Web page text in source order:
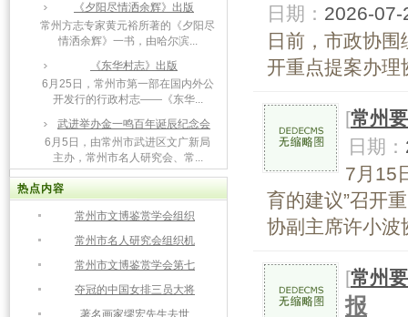
《夕阳尽情洒余辉》出版
常州方志专家黄元裕所著的《夕阳尽
情洒余辉》一书，由哈尔滨...
《东华村志》出版
6月25日，常州市第一部在国内外公
开发行的行政村志——《东华...
武进举办金一鸣百年诞辰纪念会
6月5日，由常州市武进区文广新局
主办，常州市名人研究会、常...
热点内容
常州市文博鉴赏学会组织
常州市名人研究会组织机
常州市文博鉴赏学会第七
夺冠的中国女排三员大将
著名画家缪宏先生去世
日期： 2026-
日前，市政协
开重点提案办理
[常州
日期：
7月15
育的建议”召开
协副主席许小波
[常州
报